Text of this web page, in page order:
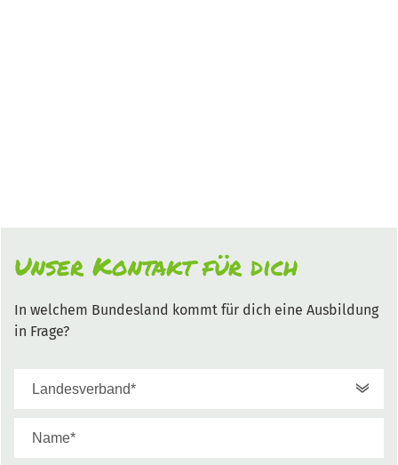
Unser Kontakt für dich
In welchem Bundesland kommt für dich eine Ausbildung
in Frage?